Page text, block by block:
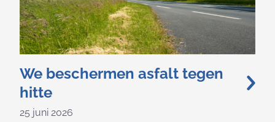
We beschermen asfalt tegen
hitte
25 juni 2026